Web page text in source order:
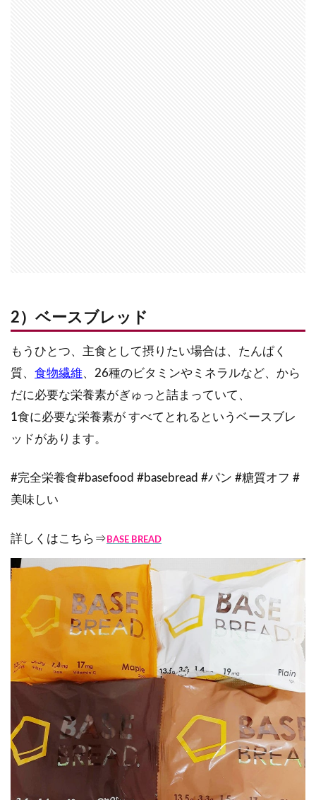
2）ベースブレッド
もうひとつ、主食として摂りたい場合は、たんぱく
質、 食物繊維、26種のビタミンやミネラルなど、から
だに必要な栄養素がぎゅっと詰まっていて、
1食に必要な栄養素が すべてとれるというベースブレ
ッドがあります。
#完全栄養食#basefood #basebread #パン #糖質オフ #
美味しい
詳しくはこちら⇒ BASE BREAD